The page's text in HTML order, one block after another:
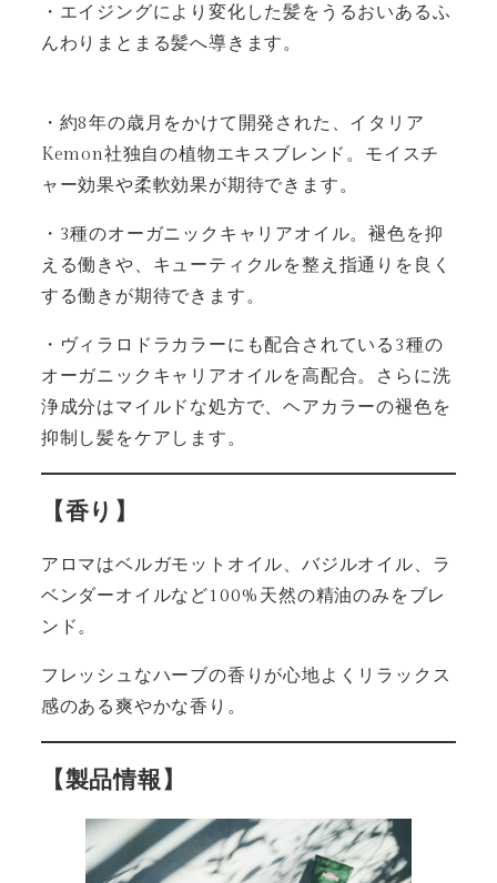
・エイジングにより変化した髪をうるおいあるふ
んわりまとまる髪へ導きます。
・約8年の歳月をかけて開発された、イタリア
Kemon社独自の植物エキスブレンド。モイスチ
ャー効果や柔軟効果が期待できます。
・3種のオーガニックキャリアオイル。褪色を抑
える働きや、キューティクルを整え指通りを良く
する働きが期待できます。
・ヴィラロドラカラーにも配合されている3種の
オーガニックキャリアオイルを高配合。さらに洗
浄成分はマイルドな処方で、ヘアカラーの褪色を
抑制し髪をケアします。
【香り】
アロマはベルガモットオイル、バジルオイル、ラ
ベンダーオイルなど100%天然の精油のみをブレ
ンド。
フレッシュなハーブの香りが心地よくリラックス
感のある爽やかな香り。
【製品情報】